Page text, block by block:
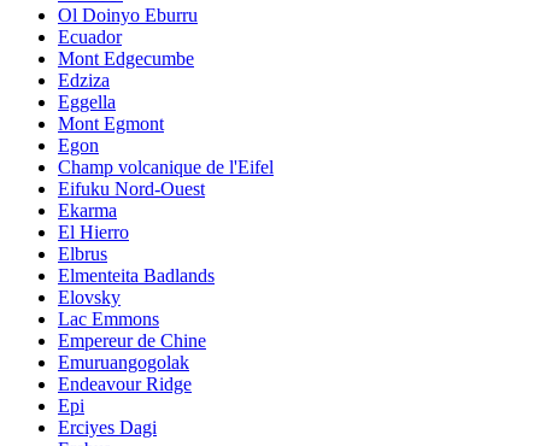
Ol Doinyo Eburru
Ecuador
Mont Edgecumbe
Edziza
Eggella
Mont Egmont
Egon
Champ volcanique de l'Eifel
Eifuku Nord-Ouest
Ekarma
El Hierro
Elbrus
Elmenteita Badlands
Elovsky
Lac Emmons
Empereur de Chine
Emuruangogolak
Endeavour Ridge
Epi
Erciyes Dagi